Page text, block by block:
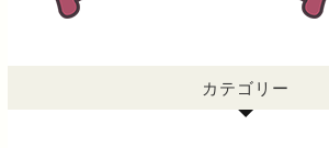
カテゴリー